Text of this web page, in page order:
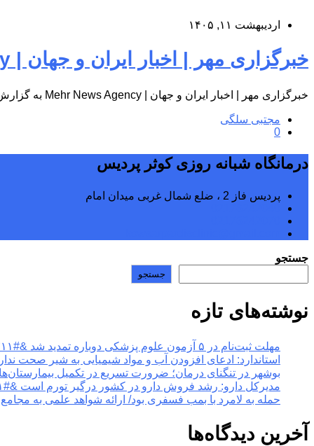
اردیبهشت ۱۱, ۱۴۰۵
خبرگزاری مهر | اخبار ایران و جهان | Mehr News Agency
خبرگزاری مهر | اخبار ایران و جهان | Mehr News Agency به گزارش پایگاه اطلاع‌رسانی درمانگاه شبانه‌روزی کوثر پردیس، به…
مجتبی سلگی
0
درمانگاه شبانه روزی کوثر پردیس
پردیس فاز 2 ، ضلع شمال غربی میدان امام
جستجو
جستجو
نوشته‌های تازه
مهلت ثبت‌نام در ۵ آزمون علوم پزشکی دوباره تمدید شد &#۸۲۱۱; خبرگزاری مهر | اخبار ایران و جهان
استاندارد: ادعای افزودن آب و مواد شیمیایی به شیر صحت ندارد &#۸۲۱۱; خبرگزاری مهر | اخبار
بوشهر در تنگنای درمان؛ ضرورت تسریع در تکمیل بیمارستان‌ها &#۸۲۱۱; خبرگزاری مهر | اخبار
مدیرکل دارو: رشد فروش دارو در کشور درگیر تورم است &#۸۲۱۱; خبرگزاری مهر | اخبار ایران و جهان
حمله به لامرد با بمب فسفری بود/ ارائه شواهد علمی به مجامع بین‌الملل &#۸۲۱۱; خبرگزاری مهر
آخرین دیدگاه‌ها